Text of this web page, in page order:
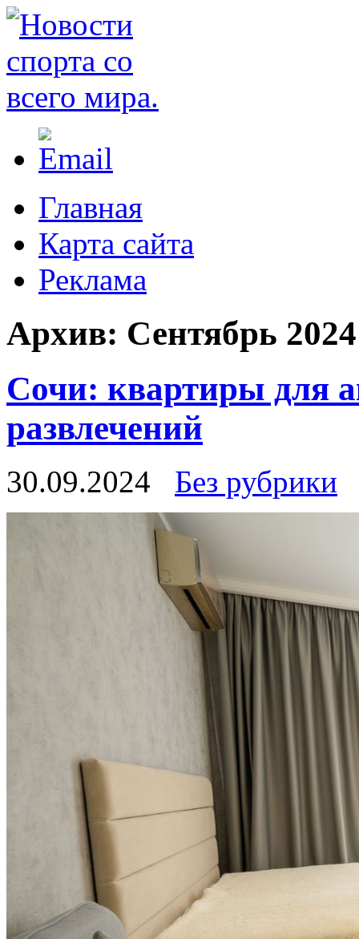
Главная
Карта сайта
Реклама
Архив: Сентябрь 2024
Сочи: квартиры для
развлечений
30.09.2024 Без рубрики